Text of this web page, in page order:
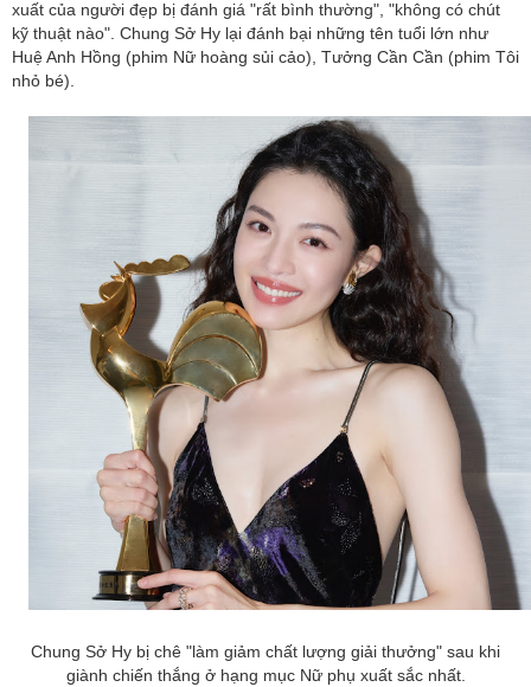
xuất của người đẹp bị đánh giá "rất bình thường", "không có chút
kỹ thuật nào". Chung Sở Hy lại đánh bại những tên tuổi lớn như
Huệ Anh Hồng (phim Nữ hoàng sủi cảo), Tưởng Cần Cần (phim Tôi
nhỏ bé).
Chung Sở Hy bị chê "làm giảm chất lượng giải thưởng" sau khi
giành chiến thắng ở hạng mục Nữ phụ xuất sắc nhất.